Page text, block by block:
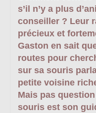
s’il n’y a plus
conseiller ? Leur
précieux et
Gaston en sait
routes pour
sur sa souris
petite voisine
Mais pas
souris est son